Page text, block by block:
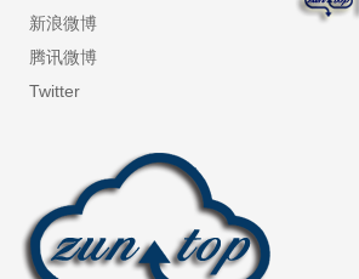
新浪微博
腾讯微博
Twitter